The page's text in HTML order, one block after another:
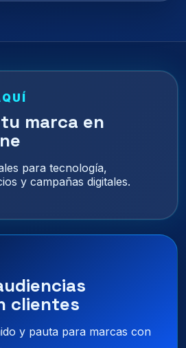
marca en
para tecnología,
y campañas digitales.
clientes
y pauta para marcas con